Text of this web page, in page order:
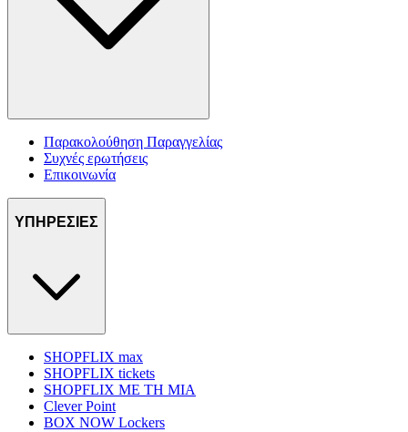
Παρακολούθηση Παραγγελίας
Συχνές ερωτήσεις
Επικοινωνία
ΥΠΗΡΕΣΙΕΣ
SHOPFLIX max
SHOPFLIX tickets
SHOPFLIX ΜΕ ΤΗ ΜΙΑ
Clever Point
BOX NOW Lockers